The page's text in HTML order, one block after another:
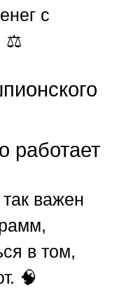
с
⚖️
работает
важен
в том,
🧠